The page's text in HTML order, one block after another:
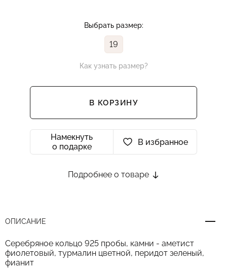
Выбрать размер:
19
Как узнать размер?
В КОРЗИНУ
Намекнуть
о подарке
В избранное
Подробнее о товаре
ОПИСАНИЕ
Серебряное кольцо 925 пробы, камни - аметист
фиолетовый, турмалин цветной, перидот зеленый,
фианит